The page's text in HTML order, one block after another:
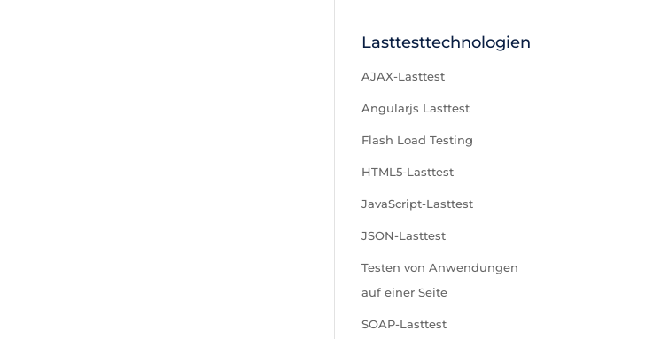
Lasttesttechnologien
AJAX-Lasttest
Angularjs Lasttest
Flash Load Testing
HTML5-Lasttest
JavaScript-Lasttest
JSON-Lasttest
Testen von Anwendungen
auf einer Seite
SOAP-Lasttest